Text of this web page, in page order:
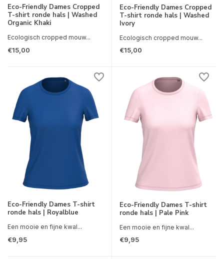
Eco-Friendly Dames Cropped
T-shirt ronde hals | Washed
Organic Khaki
Ecologisch cropped mouw...
€15,00
Eco-Friendly Dames Cropped
T-shirt ronde hals | Washed
Ivory
Ecologisch cropped mouw...
€15,00
Eco-Friendly Dames T-shirt
ronde hals | Royalblue
Een mooie en fijne kwal...
€9,95
Eco-Friendly Dames T-shirt
ronde hals | Pale Pink
Een mooie en fijne kwal...
€9,95